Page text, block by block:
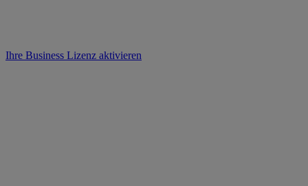
Ihre Business Lizenz aktivieren